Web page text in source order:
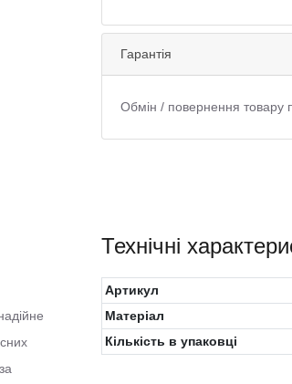
Гарантія
Обмін / повернення товару
Технічні
Артикул
Матеріал
Кількість в упаковці